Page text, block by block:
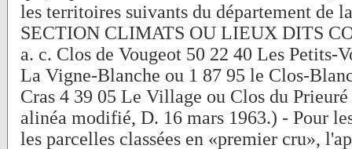
les territoires suivants du département de
SECTION CLIMATS OU LIEUX DITS
a. c. Clos de Vougeot 50 22 40 Les Petits-
La Vigne-Blanche ou 1 87 95 le Clos-
Cras 4 39 05 Le Village ou Clos du
alinéa modifié, D. 16 mars 1963.) - Pour
les parcelles classées en «premier cru»,